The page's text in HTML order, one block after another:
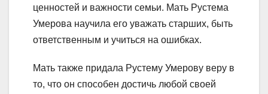
ценностей и важности семьи. Мать Рустема
Умерова научила его уважать старших, быть
ответственным и учиться на ошибках.
Мать также придала Рустему Умерову веру в
то, что он способен достичь любой своей